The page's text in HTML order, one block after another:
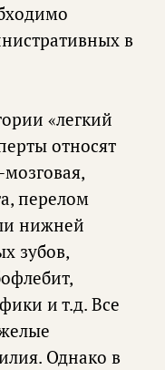
в
«легкий
относят
перелом
нижней
зубов,
и т.д. Все
Однако в